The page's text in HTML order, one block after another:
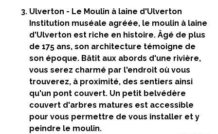
Ulverton - Le Moulin à laine d'Ulverton
Institution muséale agréée, le moulin à laine
d'Ulverton est riche en histoire. Âgé de plus
de 175 ans, son architecture témoigne de
son époque. Bâtit aux abords d'une rivière,
vous serez charmé par l'endroit où vous
trouverez, à proximité, des sentiers ainsi
qu'un pont couvert. Un petit belvédère
couvert d'arbres matures est accessible
pour vous permettre de vous installer et y
peindre le moulin.